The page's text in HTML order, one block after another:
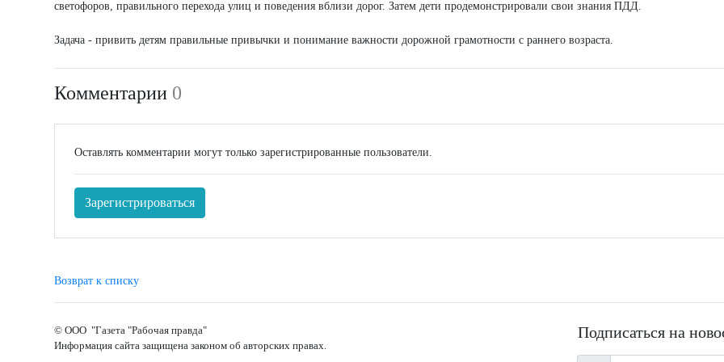
светофоров, правильного перехода улиц и поведения вблизи дорог. Затем дети продемонстрировали свои знания ПДД.
Задача - привить детям правильные привычки и понимание важности дорожной грамотности с раннего возраста.
Комментарии 0
Оставлять комментарии могут только зарегистрированные пользователи.
Зарегистрироваться
Возврат к списку
© ООО "Газета "Рабочая правда"
Информация сайта защищена законом об авторских правах.
Подписаться на